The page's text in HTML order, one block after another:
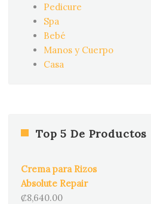
Pedicure
Spa
Bebé
Manos y Cuerpo
Casa
Top 5 De Productos
Crema para Rizos
Absolute Repair
₡8,640.00